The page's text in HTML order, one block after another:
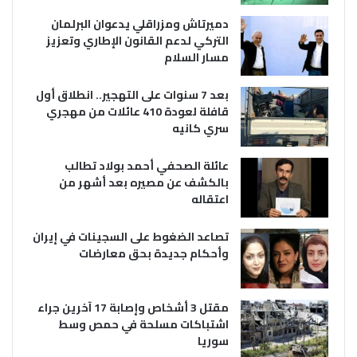
دميرتاش ومزراقلي يدعوان البرلمان
التركي لدعم القانون الإطاري وتعزيز
مسار السلام
بعد 7 سنوات على التهجير.. انطلاق أول
قافلة لعودة 410 عائلات من مهجري
سري كانيه
عائلة الصحفي أحمد بولاد تطالب
بالكشف عن مصيره بعد أشهر من
اعتقاله
تصاعد الضغوط على السجينات في إيران
وأحكام جديدة بحق معارضات
مقتل 3 أشخاص وإصابة 17 آخرين جراء
اشتباكات مسلحة في حمص وسط
سوريا